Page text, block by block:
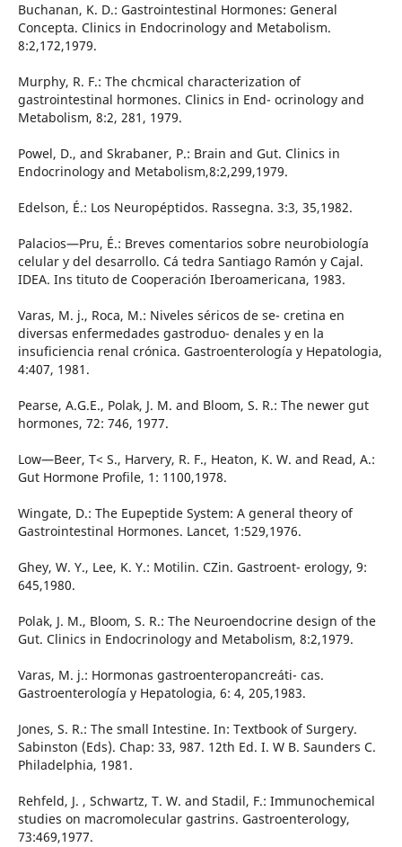
Buchanan, K. D.: Gastrointestinal Hormones: General
Concepta. Clinics in Endocrinology and Metabolism.
8:2,172,1979.
Murphy, R. F.: The chcmical characterization of
gastrointestinal hormones. Clinics in End- ocrinology and
Metabolism, 8:2, 281, 1979.
Powel, D., and Skrabaner, P.: Brain and Gut. Clinics in
Endocrinology and Metabolism,8:2,299,1979.
Edelson, É.: Los Neuropéptidos. Rassegna. 3:3, 35,1982.
Palacios—Pru, É.: Breves comentarios sobre neurobiología
celular y del desarrollo. Cá­ tedra Santiago Ramón y Cajal.
IDEA. Ins­ tituto de Cooperación Iberoamericana, 1983.
Varas, M. j., Roca, M.: Niveles séricos de se- cretina en
diversas enfermedades gastroduo- denales y en la
insuficiencia renal crónica. Gastroenterología y Hepatologia,
4:407, 1981.
Pearse, A.G.E., Polak, J. M. and Bloom, S. R.: The newer gut
hormones, 72: 746, 1977.
Low—Beer, T< S., Harvery, R. F., Heaton, K. W. and Read, A.:
Gut Hormone Profile, 1: 1100,1978.
Wingate, D.: The Eupeptide System: A general theory of
Gastrointestinal Hormones. Lancet, 1:529,1976.
Ghey, W. Y., Lee, K. Y.: Motilin. CZin. Gastroent- erology, 9:
645,1980.
Polak, J. M., Bloom, S. R.: The Neuroendocrine design of the
Gut. Clinics in Endocrinology and Metabolism, 8:2,1979.
Varas, M. j.: Hormonas gastroenteropancreáti- cas.
Gastroenterología y Hepatologia, 6: 4, 205,1983.
Jones, S. R.: The small Intestine. In: Textbook of Surgery.
Sabinston (Eds). Chap: 33, 987. 12th Ed. I. W B. Saunders C.
Philadelphia, 1981.
Rehfeld, J. , Schwartz, T. W. and Stadil, F.: Immunochemical
studies on macromolecular gastrins. Gastroenterology,
73:469,1977.